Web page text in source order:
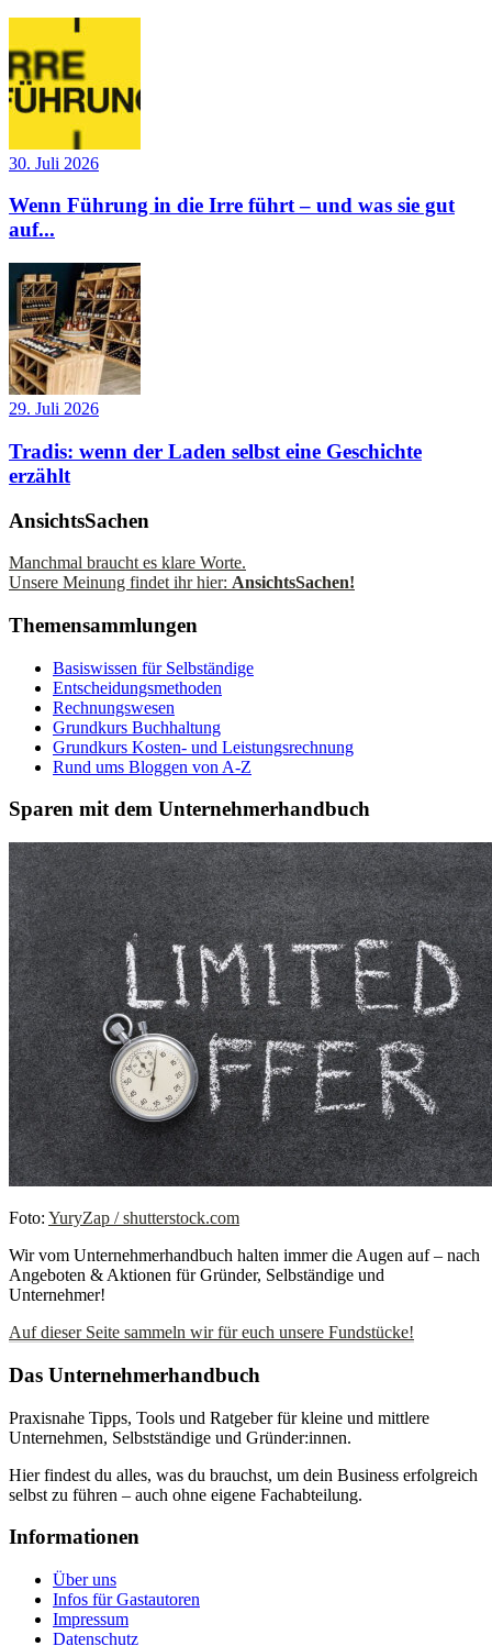
30. Juli 2026
Wenn Führung in die Irre führt – und was sie gut
auf...
29. Juli 2026
Tradis: wenn der Laden selbst eine Geschichte
erzählt
AnsichtsSachen
Manchmal braucht es klare Worte.
Unsere Meinung findet ihr hier: AnsichtsSachen!
Themensammlungen
Basiswissen für Selbständige
Entscheidungsmethoden
Rechnungswesen
Grundkurs Buchhaltung
Grundkurs Kosten- und Leistungsrechnung
Rund ums Bloggen von A-Z
Sparen mit dem Unternehmerhandbuch
Foto: YuryZap / shutterstock.com
Wir vom Unternehmerhandbuch halten immer die Augen auf – nach
Angeboten & Aktionen für Gründer, Selbständige und
Unternehmer!
Auf dieser Seite sammeln wir für euch unsere Fundstücke!
Das Unternehmerhandbuch
Praxisnahe Tipps, Tools und Ratgeber für kleine und mittlere
Unternehmen, Selbstständige und Gründer:innen.
Hier findest du alles, was du brauchst, um dein Business erfolgreich
selbst zu führen – auch ohne eigene Fachabteilung.
Informationen
Über uns
Infos für Gastautoren
Impressum
Datenschutz